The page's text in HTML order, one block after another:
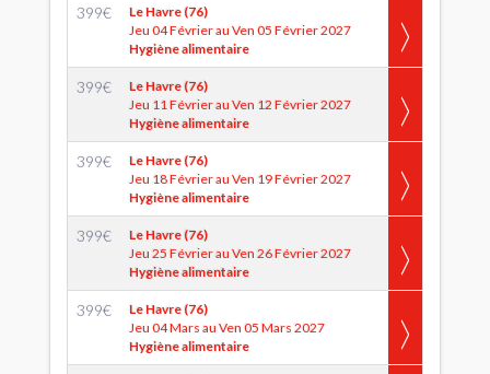
399€
Le Havre (76)
Jeu 04 Février au Ven 05 Février 2027
Hygiène alimentaire
399€
Le Havre (76)
Jeu 11 Février au Ven 12 Février 2027
Hygiène alimentaire
399€
Le Havre (76)
Jeu 18 Février au Ven 19 Février 2027
Hygiène alimentaire
399€
Le Havre (76)
Jeu 25 Février au Ven 26 Février 2027
Hygiène alimentaire
399€
Le Havre (76)
Jeu 04 Mars au Ven 05 Mars 2027
Hygiène alimentaire